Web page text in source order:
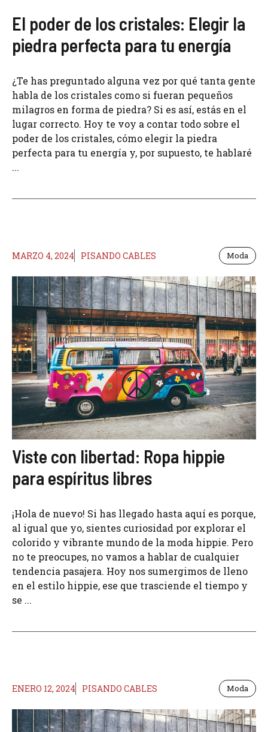
El poder de los cristales: Elegir la
piedra perfecta para tu energía
¿Te has preguntado alguna vez por qué tanta gente
habla de los cristales como si fueran pequeños
milagros en forma de piedra? Si es así, estás en el
lugar correcto. Hoy te voy a contar todo sobre el
poder de los cristales, cómo elegir la piedra
perfecta para tu energía y, por supuesto, te hablaré
...
MARZO 4, 2024 PISANDO CABLES Moda
Viste con libertad: Ropa hippie
para espíritus libres
¡Hola de nuevo! Si has llegado hasta aquí es porque,
al igual que yo, sientes curiosidad por explorar el
colorido y vibrante mundo de la moda hippie. Pero
no te preocupes, no vamos a hablar de cualquier
tendencia pasajera. Hoy nos sumergimos de lleno
en el estilo hippie, ese que trasciende el tiempo y
se ...
ENERO 12, 2024 PISANDO CABLES Moda